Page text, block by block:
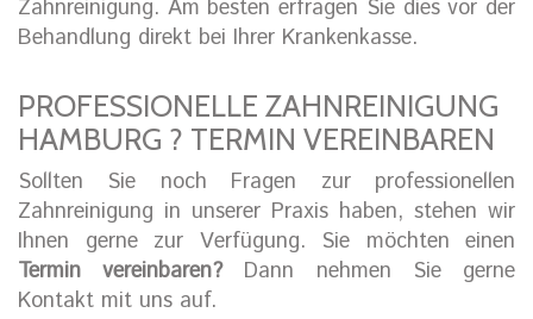
Zahnreinigung. Am besten erfragen Sie dies vor der
Behandlung direkt bei Ihrer Krankenkasse.
PROFESSIONELLE ZAHNREINIGUNG
HAMBURG ? TERMIN VEREINBAREN
Sollten Sie noch Fragen zur professionellen
Zahnreinigung in unserer Praxis haben, stehen wir
Ihnen gerne zur Verfügung. Sie möchten einen
Termin vereinbaren?Dann nehmen Sie gerne
Kontakt mit uns auf.